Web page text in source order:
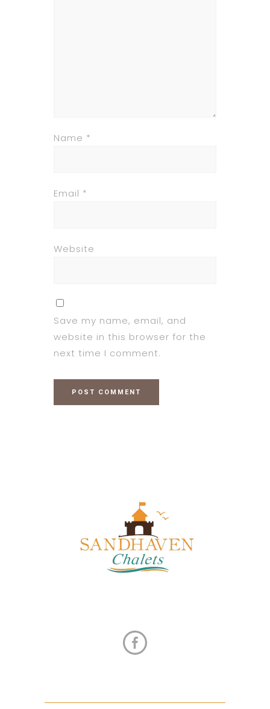
Name *
Email *
Website
Save my name, email, and
website in this browser for the
next time I comment.